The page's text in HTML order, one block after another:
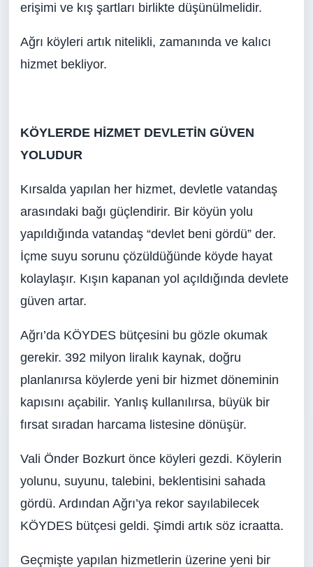
erişimi ve kış şartları birlikte düşünülmelidir.
Ağrı köyleri artık nitelikli, zamanında ve kalıcı
hizmet bekliyor.
KÖYLERDE HİZMET DEVLETİN GÜVEN
YOLUDUR
Kırsalda yapılan her hizmet, devletle vatandaş
arasındaki bağı güçlendirir. Bir köyün yolu
yapıldığında vatandaş “devlet beni gördü” der.
İçme suyu sorunu çözüldüğünde köyde hayat
kolaylaşır. Kışın kapanan yol açıldığında devlete
güven artar.
Ağrı’da KÖYDES bütçesini bu gözle okumak
gerekir. 392 milyon liralık kaynak, doğru
planlanırsa köylerde yeni bir hizmet döneminin
kapısını açabilir. Yanlış kullanılırsa, büyük bir
fırsat sıradan harcama listesine dönüşür.
Vali Önder Bozkurt önce köyleri gezdi. Köylerin
yolunu, suyunu, talebini, beklentisini sahada
gördü. Ardından Ağrı’ya rekor sayılabilecek
KÖYDES bütçesi geldi. Şimdi artık söz icraatta.
Geçmişte yapılan hizmetlerin üzerine yeni bir